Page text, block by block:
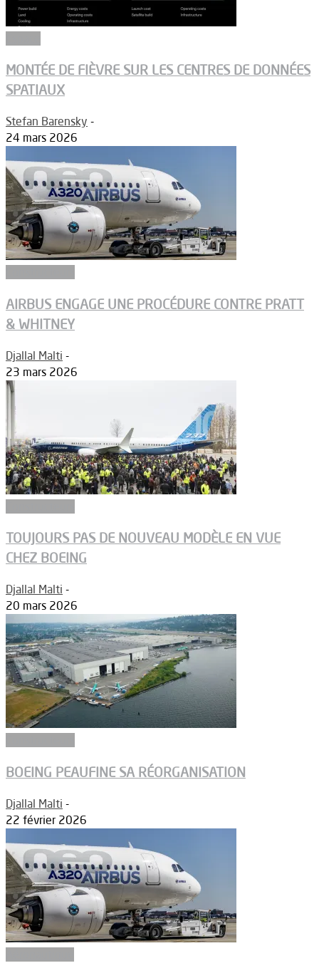
MONTÉE DE FIÈVRE SUR LES CENTRES DE DONNÉES
SPATIAUX
Stefan Barensky -
24 mars 2026
AIRBUS ENGAGE UNE PROCÉDURE CONTRE PRATT
& WHITNEY
Djallal Malti -
23 mars 2026
TOUJOURS PAS DE NOUVEAU MODÈLE EN VUE
CHEZ BOEING
Djallal Malti -
20 mars 2026
BOEING PEAUFINE SA RÉORGANISATION
Djallal Malti -
22 février 2026